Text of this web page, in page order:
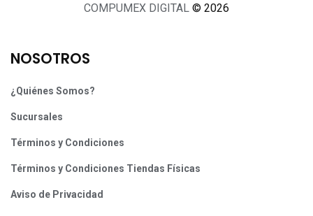
COMPUMEX DIGITAL © 2026
NOSOTROS
¿Quiénes Somos?
Sucursales
Términos y Condiciones
Términos y Condiciones Tiendas Físicas
Aviso de Privacidad